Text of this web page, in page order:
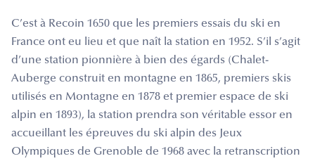
C’est à Recoin 1650 que les premiers essais du ski en
France ont eu lieu et que naît la station en 1952. S’il s’agit
d’une station pionnière à bien des égards (Chalet-
Auberge construit en montagne en 1865, premiers skis
utilisés en Montagne en 1878 et premier espace de ski
alpin en 1893), la station prendra son véritable essor en
accueillant les épreuves du ski alpin des Jeux
Olympiques de Grenoble de 1968 avec la retranscription